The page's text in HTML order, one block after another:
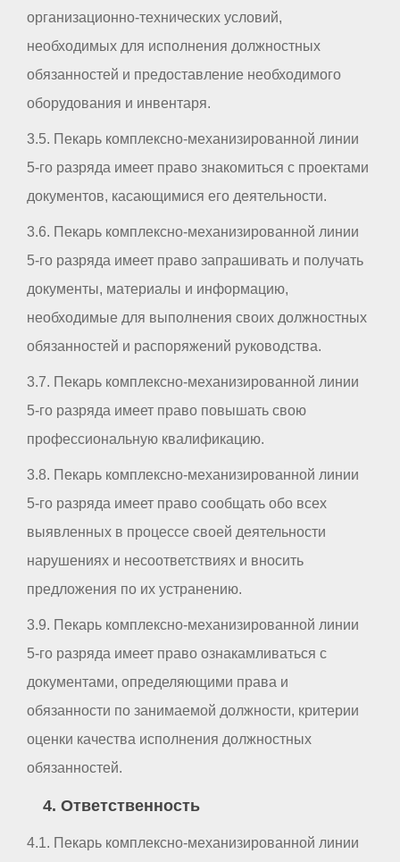
организационно-технических условий,
необходимых для исполнения должностных
обязанностей и предоставление необходимого
оборудования и инвентаря.
3.5. Пекарь комплексно-механизированной линии
5-го разряда имеет право знакомиться с проектами
документов, касающимися его деятельности.
3.6. Пекарь комплексно-механизированной линии
5-го разряда имеет право запрашивать и получать
документы, материалы и информацию,
необходимые для выполнения своих должностных
обязанностей и распоряжений руководства.
3.7. Пекарь комплексно-механизированной линии
5-го разряда имеет право повышать свою
профессиональную квалификацию.
3.8. Пекарь комплексно-механизированной линии
5-го разряда имеет право сообщать обо всех
выявленных в процессе своей деятельности
нарушениях и несоответствиях и вносить
предложения по их устранению.
3.9. Пекарь комплексно-механизированной линии
5-го разряда имеет право ознакамливаться с
документами, определяющими права и
обязанности по занимаемой должности, критерии
оценки качества исполнения должностных
обязанностей.
4. Ответственность
4.1. Пекарь комплексно-механизированной линии